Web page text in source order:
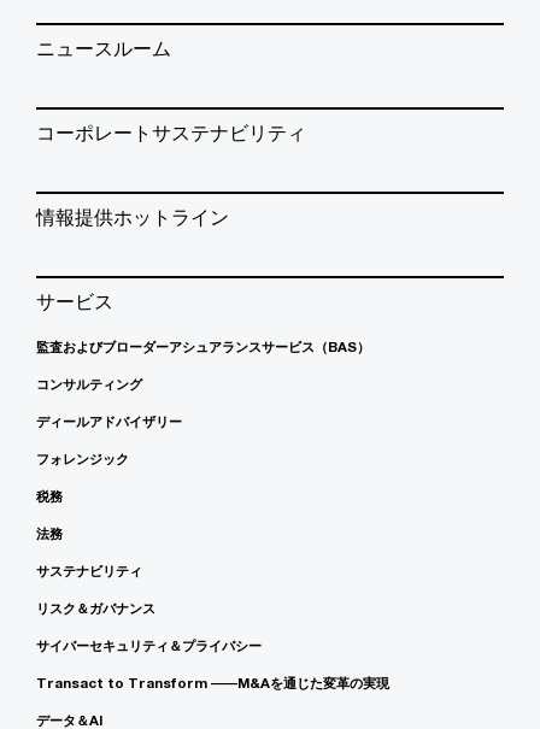
ニュースルーム
コーポレートサステナビリティ
情報提供ホットライン
サービス
監査およびブローダーアシュアランスサービス（BAS）
コンサルティング
ディールアドバイザリー
フォレンジック
税務
法務
サステナビリティ
リスク＆ガバナンス
サイバーセキュリティ＆プライバシー
Transact to Transform ――M&Aを通じた変革の実現
データ＆AI